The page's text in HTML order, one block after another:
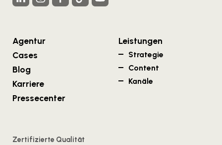
WKS Fachgruppe Finanzdienstleister
PHH Rechtsanwält:innen
Agentur
Cases
Blog
Karriere
Pressecenter
Leistungen
Strategie
Content
Kanäle
Zertifizierte Qualität